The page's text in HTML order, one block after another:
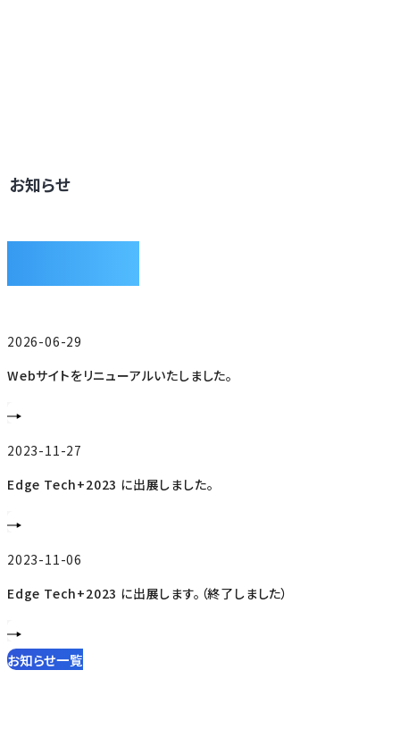
新卒ENTRY
中途ENTRY
お知らせ
2026-06-29
Webサイトをリニューアルいたしました。
2023-11-27
Edge Tech+2023 に出展しました。
2023-11-06
Edge Tech+2023 に出展します。（終了しました）
お知らせ一覧